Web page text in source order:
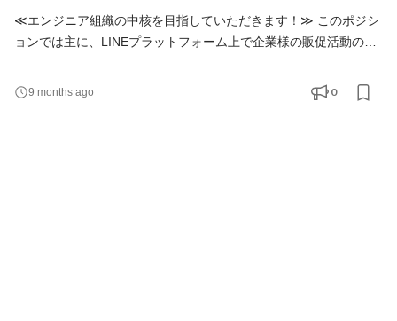
≪エンジニア組織の中核を目指していただきます！≫ このポジシ
ョンでは主に、LINEプラットフォーム上で企業様の販促活動の支
プロダクトを開発していきたいと考えているので、チャンスの多
9 months ago 0